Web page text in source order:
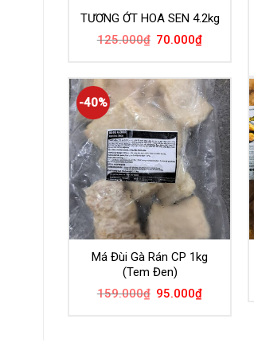
TƯƠNG ỚT HOA SEN 4.2kg
125.000₫ 70.000₫
-40%
Má Đùi Gà Rán CP 1kg
(Tem Đen)
159.000₫ 95.000₫